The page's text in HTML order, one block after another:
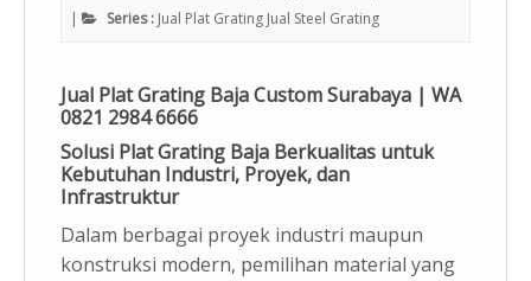
Aluminium, Clamp Grating, Rockwool, Glasswool, Timah
Hubungi Kontak Kami : 0821-2984-6666 / (031) 3989-496
|
Series : Jual Plat Grating Jual Steel Grating
Jual Plat Grating Baja Custom Surabaya | WA
0821 2984 6666
Solusi Plat Grating Baja Berkualitas untuk
Kebutuhan Industri, Proyek, dan
Infrastruktur
Dalam berbagai proyek industri maupun
konstruksi modern, pemilihan material yang